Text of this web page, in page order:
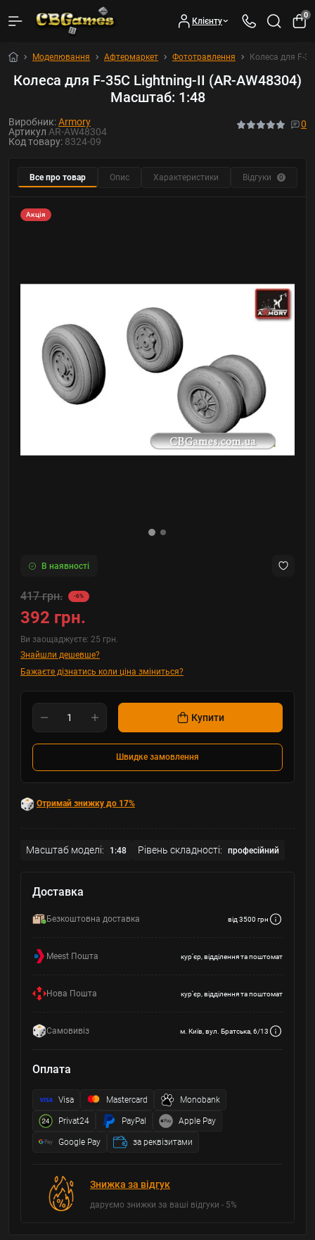
Клієнту
0
Моделювання Афтермаркет Фототравлення Колеса для F-
Колеса для F-35C Lightning-II (AR-AW48304)
Масштаб: 1:48
Виробник:Armory
Артикул AR-AW48304
Код товару: 8324-09
0
Все про товар Опис Характеристики Відгуки 0
Акція
В наявності
417 грн. -6%
392 грн.
Ви заощаджуєте: 25 грн.
Знайшли дешевше?
Бажаєте дізнатись коли ціна зміниться?
Купити
Швидке замовлення
Отримай знижку до 17%
Масштаб моделі: 1:48 Рівень складності: професійний
Доставка
Безкоштовна доставка від 3500 грн
Meest Пошта кур'єр, відділення та поштомат
Нова Пошта кур'єр, відділення та поштомат
Самовивіз м. Київ, вул. Братська, 6/13
Оплата
Visa Mastercard Monobank
Privat24 PayPal Apple Pay
Google Pay за реквізитами
Знижка за відгук
даруємо знижки за ваші відгуки - 5%